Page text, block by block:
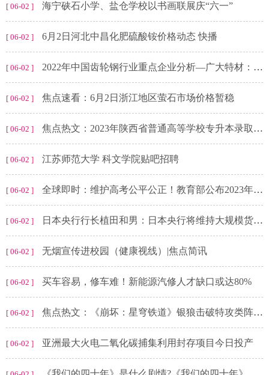
[ 06-02 ] 海宁硖石小学、盐仓学校以书画联展庆“六一”
[ 06-02 ] 6月2日河北中昌化肥硫酸铵价格动态 快播
[ 06-02 ] 2022年中国齿轮钢行业重点企业分析—广大特材： 业务毛利率不断下滑[图]
[ 06-02 ] 焦点速看：6月2日浙江地区萤石市场价格暂稳
[ 06-02 ] 焦点热文：2023年陕西省普通高等学校专升本录取工作结束
[ 06-02 ] 江苏师范大学 科文学院贴吧招聘
[ 06-02 ] 全球即时：维护高考公平公正！教育部公布2023年高考举报电话
[ 06-02 ] 日本央行行长植田和男：日本央行将维持大规模货币宽松，因为实现价格目标需要更多时间
[ 06-02 ] 无烟宣传进校园（健康视线）|焦点简讯
[ 06-02 ] 买车容易，修车难！新能源汽修人才缺口或达80%
[ 06-02 ] 焦点热文：《崩坏：星穹铁道》银狼击破特攻类阵容搭配
[ 06-02 ] 亚洲最大火电二氧化碳捕集利用封存项目今日投产